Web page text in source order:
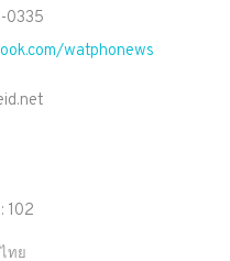
0335
watphonews
102
ทย